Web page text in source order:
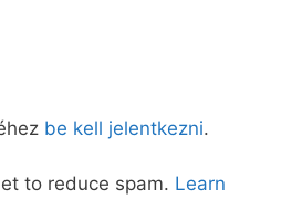
be kell jelentkezni.
to reduce spam. Learn